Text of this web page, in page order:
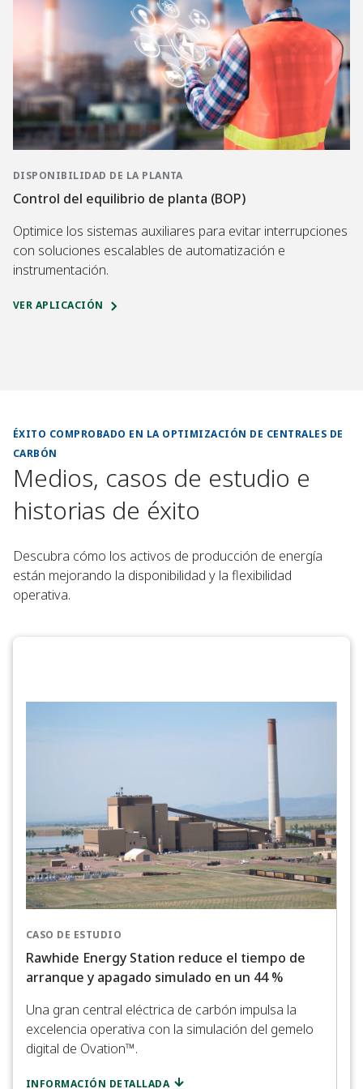
DISPONIBILIDAD DE LA PLANTA
Control del equilibrio de planta (BOP)
Optimice los sistemas auxiliares para evitar interrupciones
con soluciones escalables de automatización e
instrumentación.
VER APLICACIÓN
ÉXITO COMPROBADO EN LA OPTIMIZACIÓN DE CENTRALES DE
CARBÓN
Medios, casos de estudio e
historias de éxito
Descubra cómo los activos de producción de energía
están mejorando la disponibilidad y la flexibilidad
operativa.
CASO DE ESTUDIO
Rawhide Energy Station reduce el tiempo de
arranque y apagado simulado en un 44 %
Una gran central eléctrica de carbón impulsa la
excelencia operativa con la simulación del gemelo
digital de Ovation™.
INFORMACIÓN DETALLADA